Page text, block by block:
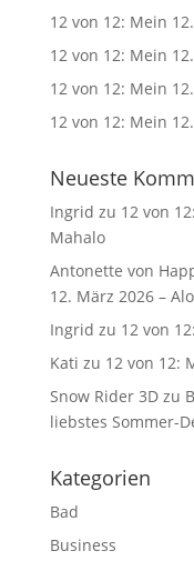
12 von 12: Mein
12 von 12: Mein
12 von 12: Mein
12 von 12: Mein
Neueste
Ingrid zu 12 von
Mahalo
Antonette von
12. März 2026 –
Ingrid zu 12 von
Kati zu 12 von 12:
Snow Rider 3Dzu
liebstes Sommer-
Kategorien
Bad
Business